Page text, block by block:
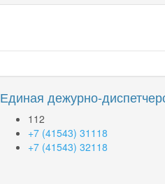
Единая дежурно-
112
+7 (41543) 31118
+7 (41543) 32118